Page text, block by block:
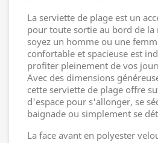
La serviette de plage est un
pour toute sortie au bord de la
soyez un homme ou une
confortable et spacieuse est
profiter pleinement de vos
Avec des dimensions
cette serviette de plage offre
d'espace pour s'allonger, se
baignade ou simplement se
La face avant en polyester